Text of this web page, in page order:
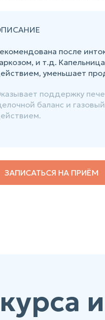
после
и т.д.
уменьшает
поддержку
баланс и
ЗАПИСАТЬСЯ НА ПРИЁМ